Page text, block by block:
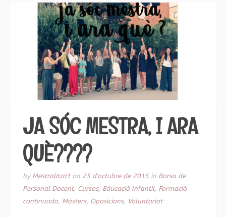
JA SÓC MESTRA, I ARA
QUÈ????
by Mestralitza'ton 25 d'octubre de 2015in Borsa de
Personal Docent, Cursos, Educació Infantil, Formació
continuada, Màsters, Oposicions, Voluntariat